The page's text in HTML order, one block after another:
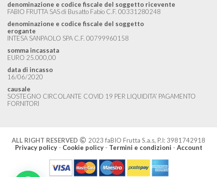
denominazione e codice fiscale del soggetto ricevente
FABIO FRUTTA SAS di Busatto Fabio C.F. 00331280248
denominazione e codice fiscale del soggetto
erogante
INTESA SANPAOLO SPA C.F. 00799960158
somma incassata
EURO 25.000,00
data di incasso
16/06/2020
causale
SOSTEGNO CIRCOLANTE COVID 19 PER LIQUIDITA’ PAGAMENTO
FORNITORI
ALL RIGHT RESERVED
2023 faBIO Frutta S.a.s, P.I: 3981742918
Privacy policy- Cookie policy- Termini e condizioni - Account